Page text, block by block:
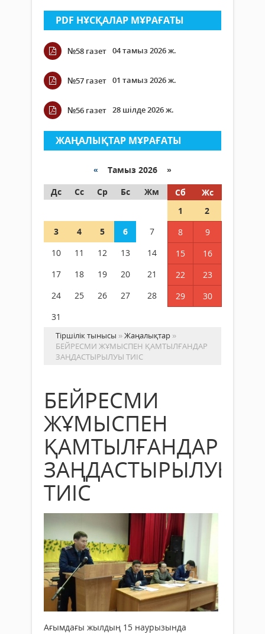
PDF НҰСҚАЛАР МҰРАҒАТЫ
№58 газет 04 тамыз 2026 ж.
№57 газет 01 тамыз 2026 ж.
№56 газет 28 шілде 2026 ж.
ЖАҢАЛЫҚТАР МҰРАҒАТЫ
« Тамыз 2026 »
Дс
Сс Ср Бс Жм Сб
Жс
1
2
3
4 5 6 7 8
9
10
11 12 13 14 15
16
17
18 19 20 21 22
23
24
25 26 27 28 29
30
31
Тіршілік тынысы »Жаңалықтар »
БЕЙРЕСМИ ЖҰМЫСПЕН ҚАМТЫЛҒАНДАР
ЗАҢДАСТЫРЫЛУЫ ТИІС
БЕЙРЕСМИ
ЖҰМЫСПЕН
ҚАМТЫЛҒАНДАР
ЗАҢДАСТЫРЫЛУЫ
ТИІС
Ағымдағы жылдың 15 наурызында